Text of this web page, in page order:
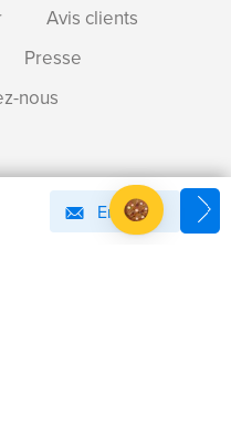
Email
Avis clients
Presse
nous
BSK !